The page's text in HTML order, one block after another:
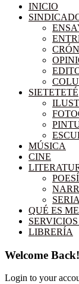
INICIO
SIETETETÉ
MÚSICA
CINE
QUÉ ES
LIBRERÍA
Welcome Back!
Login to your